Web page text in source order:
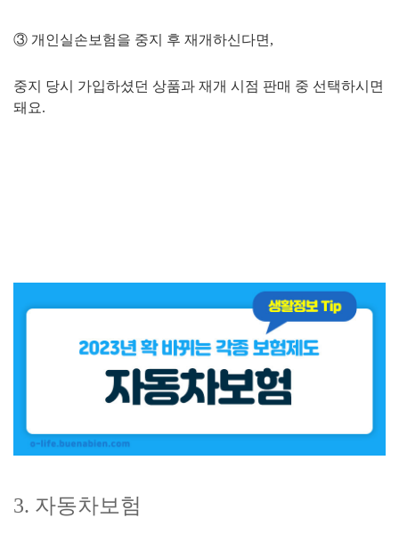
③ 개인실손보험을 중지 후 재개하신다면,
중지 당시 가입하셨던 상품과 재개 시점 판매 중 선택하시면
돼요.
3. 자동차보험